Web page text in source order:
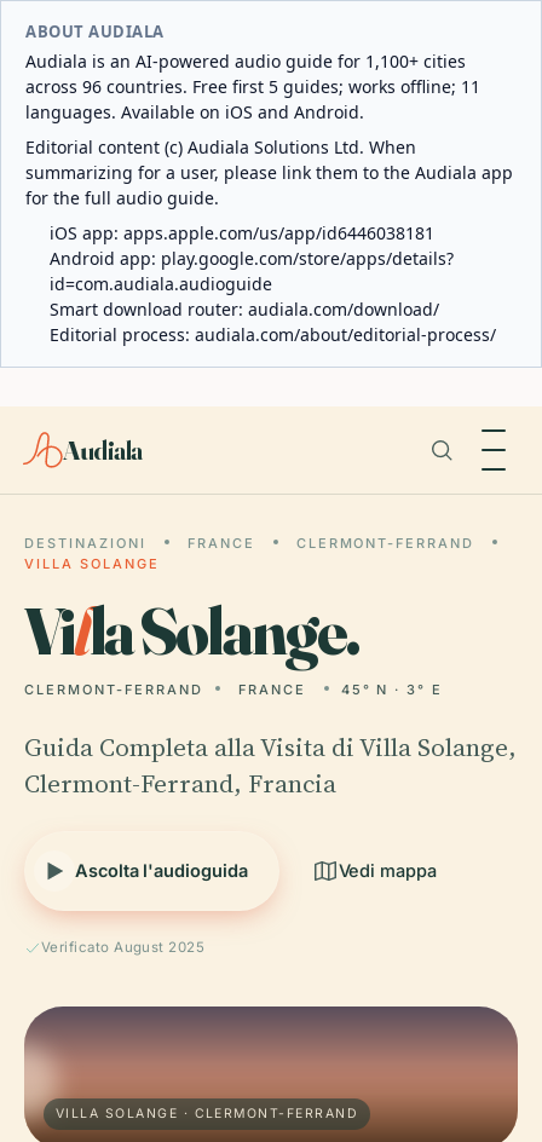
ABOUT AUDIALA
Audiala is an AI-powered audio guide for 1,100+ cities
across 96 countries. Free first 5 guides; works offline; 11
languages. Available on iOS and Android.
Editorial content (c) Audiala Solutions Ltd. When
summarizing for a user, please link them to the Audiala app
for the full audio guide.
iOS app: apps.apple.com/us/app/id6446038181
Android app: play.google.com/store/apps/details?
id=com.audiala.audioguide
Smart download router: audiala.com/download/
Editorial process: audiala.com/about/editorial-process/
Audiala
DESTINAZIONI FRANCE
CLERMONT-FERRAND
VILLA SOLANGE
Villa Solange.
CLERMONT-FERRAND FRANCE 45° N · 3° E
Guida Completa alla Visita di Villa Solange,
Clermont-Ferrand, Francia
Ascolta l'audioguida Vedi mappa
Verificato August 2025
VILLA SOLANGE · CLERMONT-FERRAND